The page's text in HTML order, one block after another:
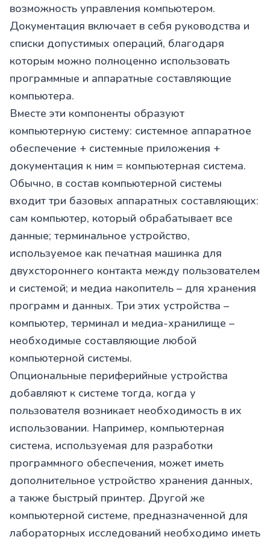
возможность управления компьютером.
Документация включает в себя руководства и
списки допустимых операций, благодаря
которым можно полноценно использовать
программные и аппаратные составляющие
компьютера.
Вместе эти компоненты образуют
компьютерную систему: системное аппаратное
обеспечение + системные приложения +
документация к ним = компьютерная система.
Обычно, в состав компьютерной системы
входит три базовых аппаратных составляющих:
сам компьютер, который обрабатывает все
данные; терминальное устройство,
используемое как печатная машинка для
двухстороннего контакта между пользователем
и системой; и медиа накопитель – для хранения
программ и данных. Три этих устройства –
компьютер, терминал и медиа-хранилище –
необходимые составляющие любой
компьютерной системы.
Опциональные периферийные устройства
добавляют к системе тогда, когда у
пользователя возникает необходимость в их
использовании. Например, компьютерная
система, используемая для разработки
программного обеспечения, может иметь
дополнительное устройство хранения данных,
а также быстрый принтер. Другой же
компьютерной системе, предназначенной для
лабораторных исследований необходимо иметь